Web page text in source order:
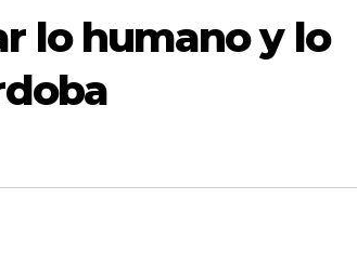
lo humano y lo